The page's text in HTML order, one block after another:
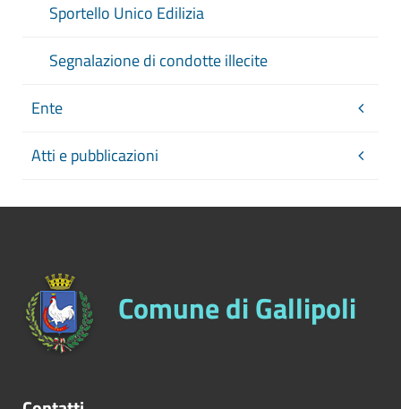
Sportello Unico Edilizia
Segnalazione di condotte illecite
Ente
Atti e pubblicazioni
Comune di Gallipoli